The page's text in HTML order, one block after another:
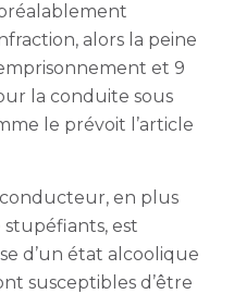
alors la peine
et 9
la conduite sous
le prévoit l’article
en plus
stupéfiants, est
d’un état alcoolique
susceptibles d’être